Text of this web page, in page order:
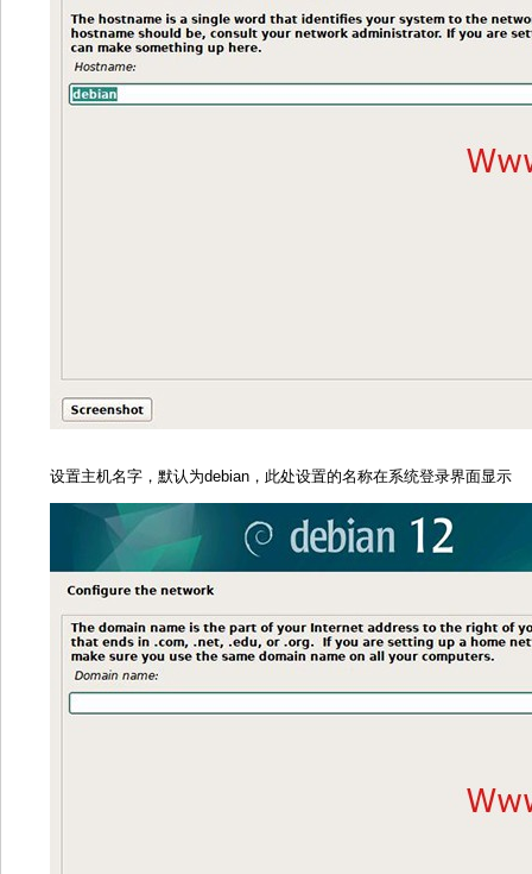
设置主机名字，默认为debian，此处设置的名称在系统登录界面显示